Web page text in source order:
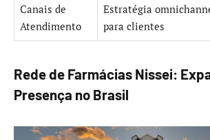
Canais de
Atendimento
Estratégia
para clientes
Rede de Farmácias Nissei:
Presença no Brasil